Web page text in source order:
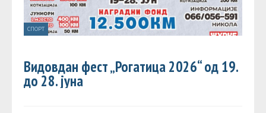
СПОРТ
Видовдан фест „Рогатица 2026“ од 19.
до 28. јуна